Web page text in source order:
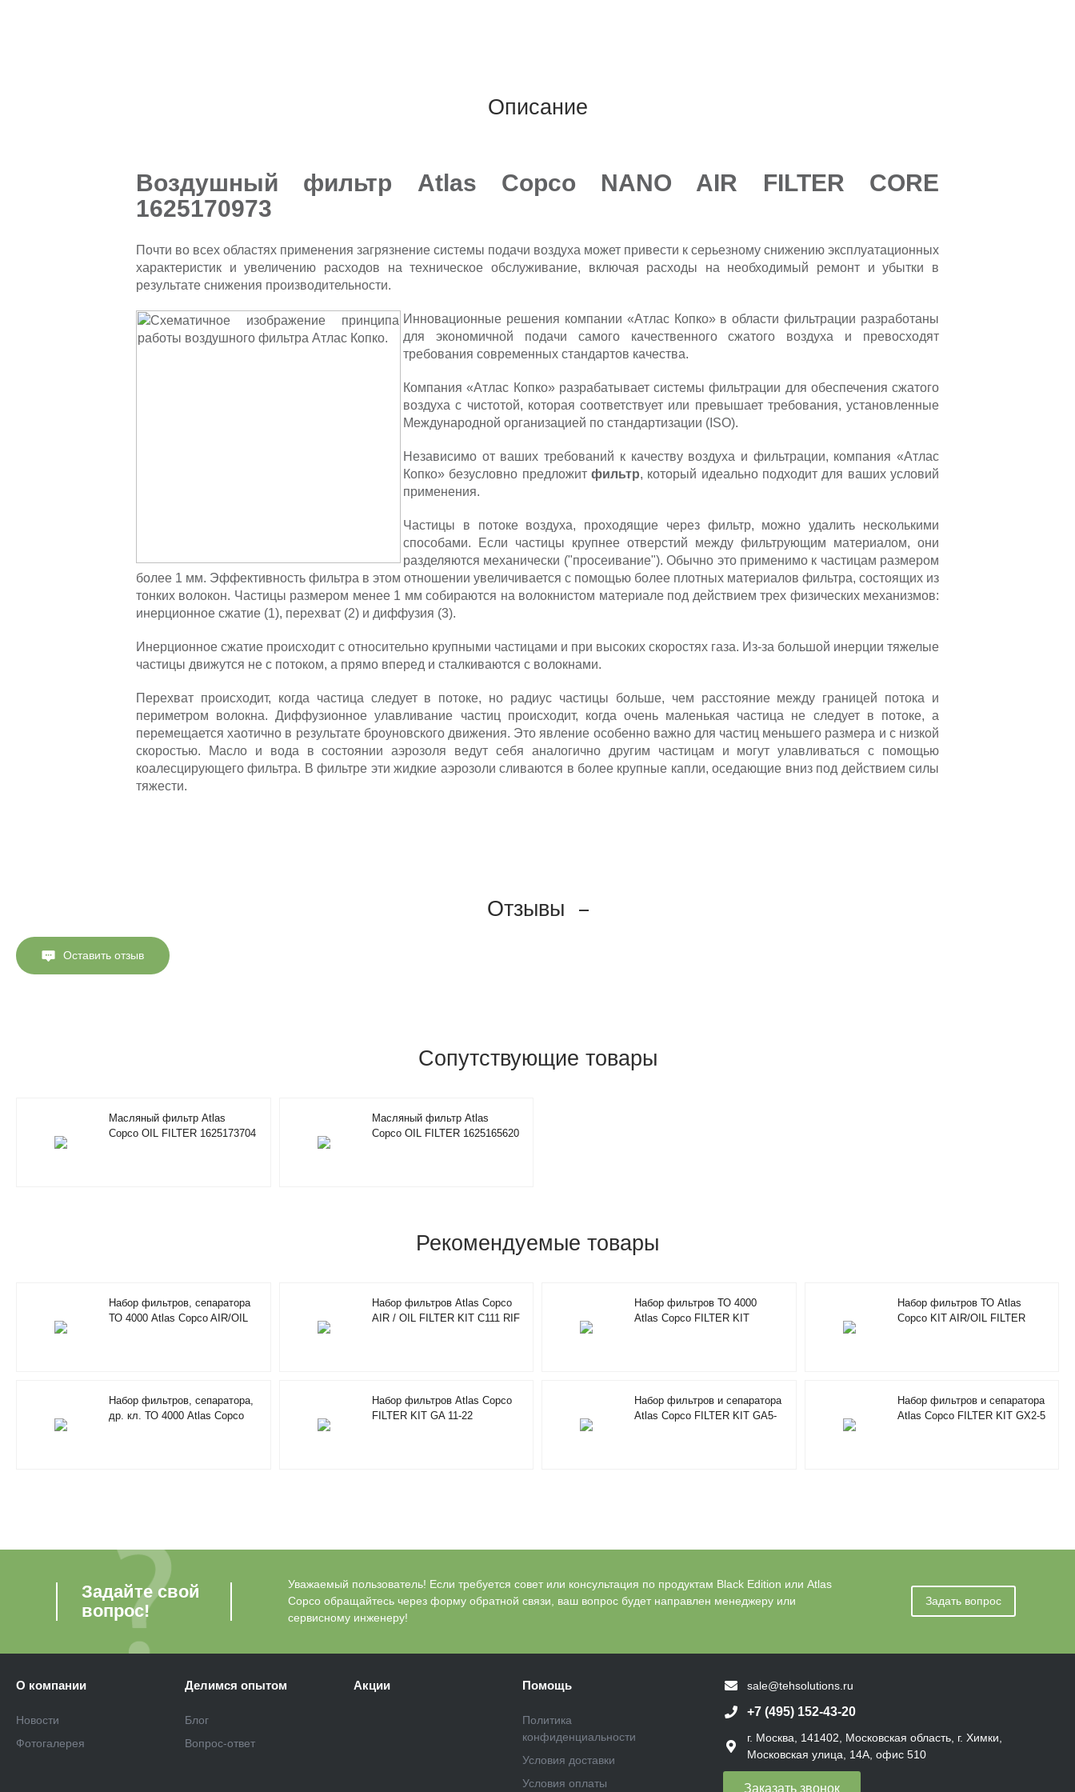
Описание
Воздушный фильтр Atlas Copco NANO AIR FILTER CORE
1625170973
Почти во всех областях применения загрязнение системы подачи воздуха может привести к серьезному снижению эксплуатационных
характеристик и увеличению расходов на техническое обслуживание, включая расходы на необходимый ремонт и убытки в
результате снижения производительности.
Инновационные решения компании «Атлас Копко» в области фильтрации разработаны
для экономичной подачи самого качественного сжатого воздуха и превосходят
требования современных стандартов качества.
Компания «Атлас Копко» разрабатывает системы фильтрации для обеспечения сжатого
воздуха с чистотой, которая соответствует или превышает требования, установленные
Международной организацией по стандартизации (ISO).
Независимо от ваших требований к качеству воздуха и фильтрации, компания «Атлас
Копко» безусловно предложит фильтр, который идеально подходит для ваших условий
применения.
Частицы в потоке воздуха, проходящие через фильтр, можно удалить несколькими
способами. Если частицы крупнее отверстий между фильтрующим материалом, они
разделяются механически ("просеивание"). Обычно это применимо к частицам размером
более 1 мм. Эффективность фильтра в этом отношении увеличивается с помощью более плотных материалов фильтра, состоящих из
тонких волокон. Частицы размером менее 1 мм собираются на волокнистом материале под действием трех физических механизмов:
инерционное сжатие (1), перехват (2) и диффузия (3).
Инерционное сжатие происходит с относительно крупными частицами и при высоких скоростях газа. Из-за большой инерции тяжелые
частицы движутся не с потоком, а прямо вперед и сталкиваются с волокнами.
Перехват происходит, когда частица следует в потоке, но радиус частицы больше, чем расстояние между границей потока и
периметром волокна. Диффузионное улавливание частиц происходит, когда очень маленькая частица не следует в потоке, а
перемещается хаотично в результате броуновского движения. Это явление особенно важно для частиц меньшего размера и с низкой
скоростью. Масло и вода в состоянии аэрозоля ведут себя аналогично другим частицам и могут улавливаться с помощью
коалесцирующего фильтра. В фильтре эти жидкие аэрозоли сливаются в более крупные капли, оседающие вниз под действием силы
тяжести.
Отзывы
Оставить отзыв
Сопутствующие товары
Масляный фильтр Atlas
Copco OIL FILTER 1625173704
Масляный фильтр Atlas
Copco OIL FILTER 1625165620
Рекомендуемые товары
Набор фильтров, сепаратора
ТО 4000 Atlas Copco AIR/OIL
Набор фильтров Atlas Copco
AIR / OIL FILTER KIT C111 RIF
Набор фильтров ТО 4000
Atlas Copco FILTER KIT
Набор фильтров ТО Atlas
Copco KIT AIR/OIL FILTER
Набор фильтров, сепаратора,
др. кл. ТО 4000 Atlas Copco
Набор фильтров Atlas Copco
FILTER KIT GA 11-22
Набор фильтров и сепаратора
Atlas Copco FILTER KIT GA5-
Набор фильтров и сепаратора
Atlas Copco FILTER KIT GX2-5
Задайте свой
вопрос!
Уважаемый пользователь! Если требуется совет или консультация по продуктам Black Edition или Atlas
Copco обращайтесь через форму обратной связи, ваш вопрос будет направлен менеджеру или
сервисному инженеру!
Задать вопрос
О компании
Новости
Фотогалерея
Делимся опытом
Блог
Вопрос-ответ
Акции Помощь
Политика
конфиденциальности
Условия доставки
Условия оплаты
sale@tehsolutions.ru
+7 (495) 152-43-20
г. Москва, 141402, Московская область, г. Химки,
Московская улица, 14А, офис 510
Заказать звонок